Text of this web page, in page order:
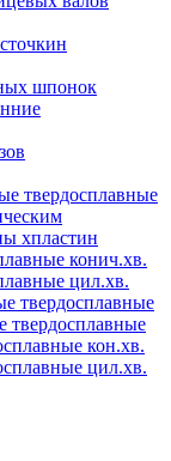
шпонок
твердосплавные
хпластин
конич.хв.
цил.хв.
твердосплавные
твердосплавные
кон.хв.
цил.хв.